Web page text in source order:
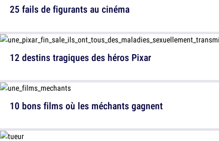
12 destins tragiques des héros Pixar
25 fails de figurants au cinéma
10 bons films où les méchants gagnent